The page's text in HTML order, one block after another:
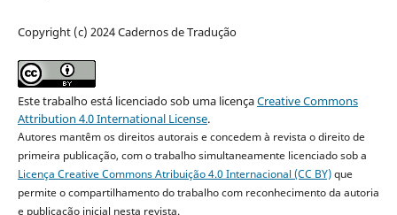
Copyright (c) 2024 Cadernos de Tradução
Este trabalho está licenciado sob uma licençaCreative Commons
Attribution 4.0 International License.
Autores mantêm os direitos autorais e concedem à revista o direito de
primeira publicação, com o trabalho simultaneamente licenciado sob a
Licença Creative Commons Atribuição 4.0 Internacional (CC BY)que
permite o compartilhamento do trabalho com reconhecimento da autoria
e publicação inicial nesta revista.